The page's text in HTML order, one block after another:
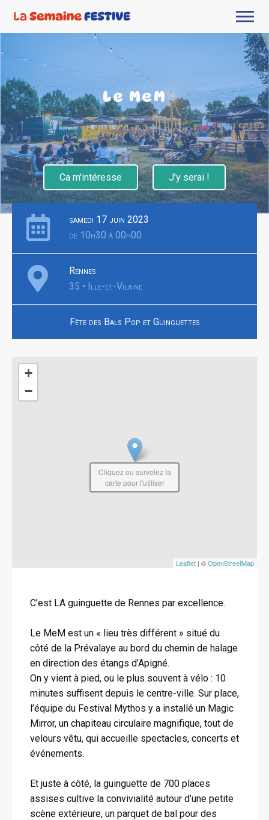
Le MeM
Ca m'intéresse J'y serai !
samedi 17 juin 2023
de 10h30 à 00h00
Rennes
35 • Ille-et-Vilaine
Fête des Bals Pop et Guinguettes
+
−
Leaflet | ©OpenStreetMap
Cliquez ou survolez la
carte pour l'utiliser
C’est LA guinguette de Rennes par excellence.
Le MeM est un « lieu très différent » situé du
côté de la Prévalaye au bord du chemin de halage
en direction des étangs d’Apigné.
On y vient à pied, ou le plus souvent à vélo : 10
minutes suffisent depuis le centre-ville. Sur place,
l’équipe du Festival Mythos y a installé un Magic
Mirror, un chapiteau circulaire magnifique, tout de
velours vêtu, qui accueille spectacles, concerts et
événements.
Et juste à côté, la guinguette de 700 places
assises cultive la convivialité autour d’une petite
scène extérieure, un parquet de bal pour des